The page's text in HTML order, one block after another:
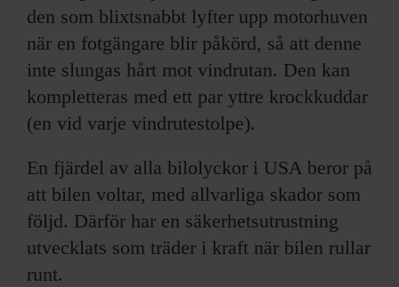
den som blixtsnabbt lyfter upp motorhuven
när en fotgängare blir påkörd, så att denne
inte slungas hårt mot vindrutan. Den kan
kompletteras med ett par yttre krockkuddar
(en vid varje vindrutestolpe).
En fjärdel av alla bilolyckor i USA beror på
att bilen voltar, med allvarliga skador som
följd. Därför har en säkerhetsutrustning
utvecklats som träder i kraft när bilen rullar
runt.